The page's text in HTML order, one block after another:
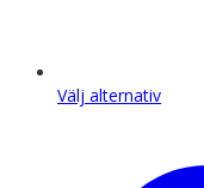
Välj alternativDen
har